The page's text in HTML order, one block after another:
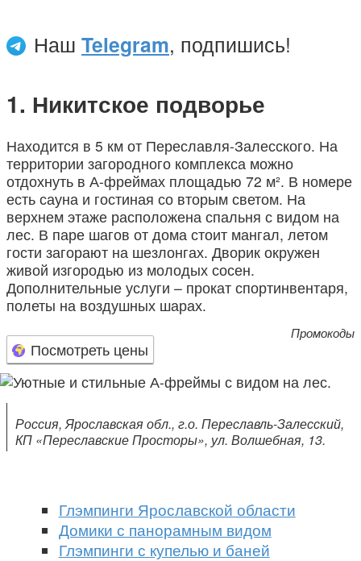
Наш Telegram, подпишись!
Никитское подворье
Находится в 5 км от Переславля-Залесского. На
территории загородного комплекса можно
отдохнуть в А-фреймах площадью 72 м². В номере
есть сауна и гостиная со вторым светом. На
верхнем этаже расположена спальня с видом на
лес. В паре шагов от дома стоит мангал, летом
гости загорают на шезлонгах. Дворик окружен
живой изгородью из молодых сосен.
Дополнительные услуги – прокат спортинвентаря,
полеты на воздушных шарах.
Посмотреть цены
Промокоды
Россия, Ярославская обл., г.о. Переславль-Залесский,
КП «Переславские Просторы», ул. Волшебная, 13.
Глэмпинги Ярославской области
Домики с панорамным видом
Глэмпинги с купелью и баней